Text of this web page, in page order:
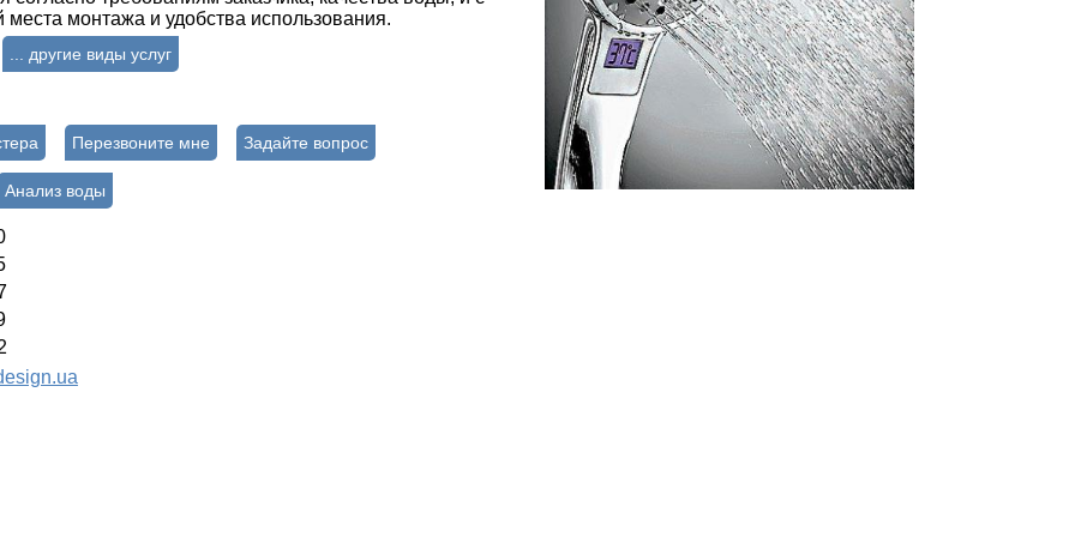
места монтажа и удобства использования.
... другие виды услуг
Перезвоните мне Задайте вопрос
Анализ воды